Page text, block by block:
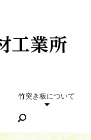
竹突き板について